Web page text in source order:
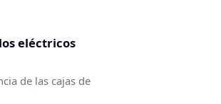
eléctricos
de las cajas de